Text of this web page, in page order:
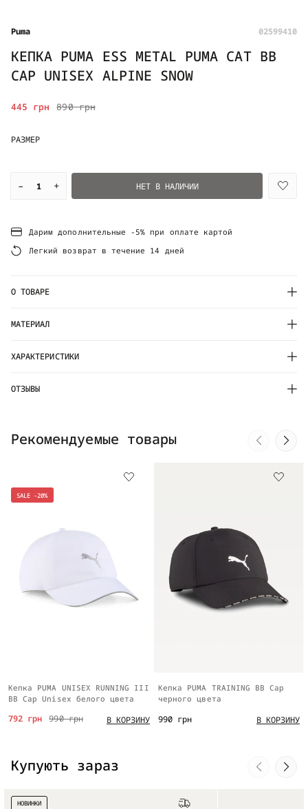
Puma 02599410
КЕПКА PUMA ESS METAL PUMA CAT BB
CAP UNISEX ALPINE SNOW
890 грн
445 грн
РАЗМЕР
– + НЕТ В НАЛИЧИИ
Дарим дополнительные -5% при оплате картой
Легкий возврат в течение 14 дней
О ТОВАРЕ
МАТЕРИАЛ
ХАРАКТЕРИСТИКИ
ОТЗЫВЫ
Рекомендуемые товары
SALE -20%
Кепка PUMA UNISEX RUNNING III
BB Cap Unisex белого цвета
990 грн
792 грн В КОРЗИНУ
Кепка PUMA TRAINING BB Cap
черного цвета
990 грн В КОРЗИНУ
Купують зараз
НОВИНКИ